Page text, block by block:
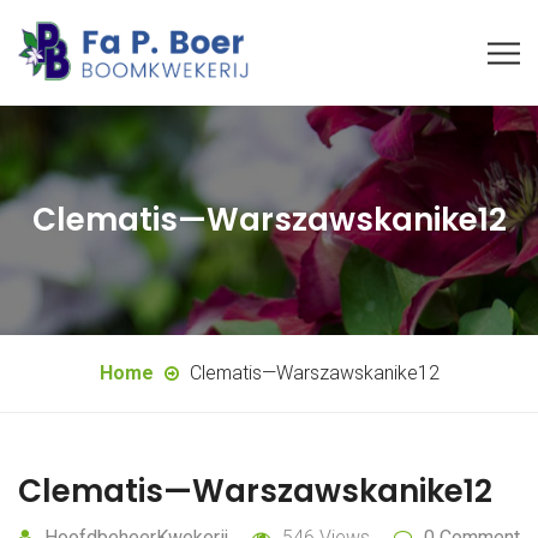
Clematis—Warszawskanike12
Home Clematis—Warszawskanike12
Clematis—Warszawskanike12